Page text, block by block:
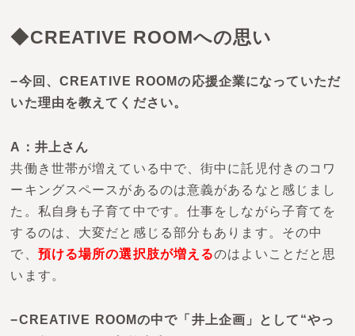
◆CREATIVE ROOMへの思い
−今回、CREATIVE ROOMの応援企業になっていただ
いた理由を教えてください。
A：井上さん
共働き世帯が増えている中で、街中に託児付きのコワ
ーキングスペースがあるのは意義があるなと感じまし
た。私自身も子育て中です。 仕事をしながら子育てを
するのは、大変だと感じる部分もあります。 その中
で、 預ける場所の選択肢が増えるのはよいことだと思
います。
−CREATIVE ROOMの中で「井上企画」として“やっ